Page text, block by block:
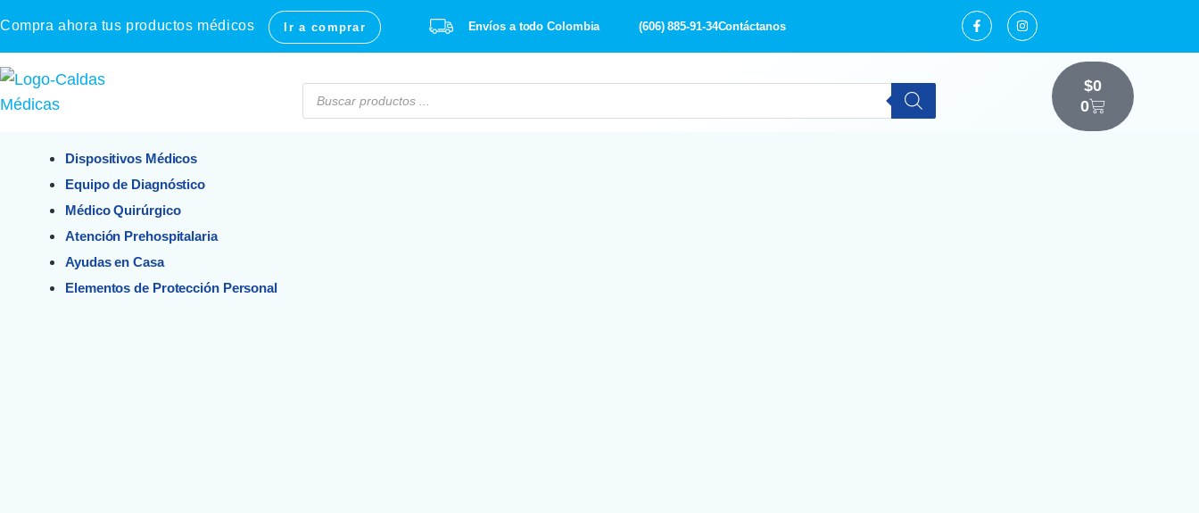
Compra ahora tus productos médicos Ir a comprar Envíos a todo Colombia (606) 885-91-34Contáctanos
$0
0
Dispositivos Médicos
Equipo de Diagnóstico
Médico Quirúrgico
Atención Prehospitalaria
Ayudas en Casa
Elementos de Protección Personal